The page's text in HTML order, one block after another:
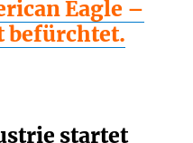
Eagle –
befürchtet.
startet